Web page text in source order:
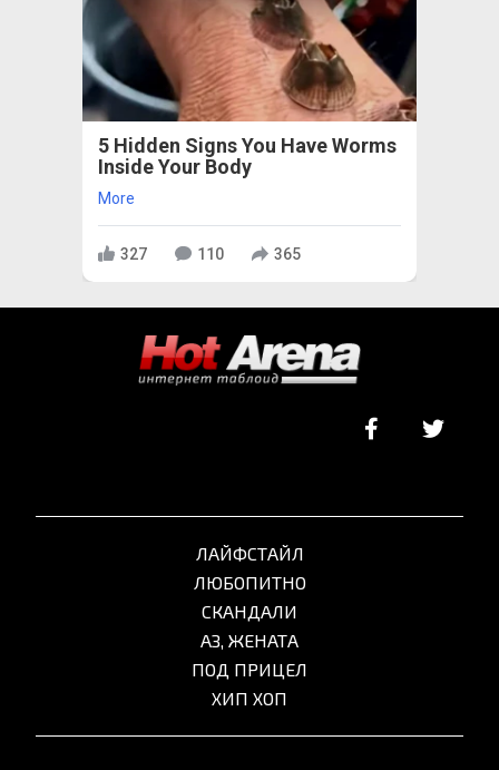
5 Hidden Signs You Have Worms
Inside Your Body
More
327 110 365
ЛАЙФСТАЙЛ
ЛЮБОПИТНО
СКАНДАЛИ
АЗ, ЖЕНАТА
ПОД ПРИЦЕЛ
ХИП ХОП